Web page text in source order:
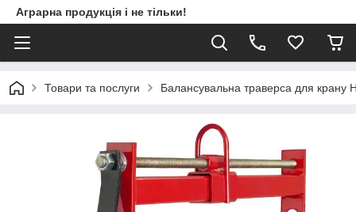
Аграрна продукція і не тільки!
Товари та послуги Балансувальна траверса для крану